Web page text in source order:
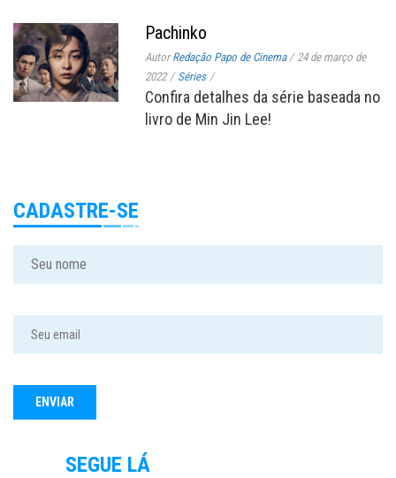
Pachinko
AutorRedação Papo de Cinema / 24 de março de
2022 / Séries /
Confira detalhes da série baseada no
livro de Min Jin Lee!
CADASTRE-SE
SEGUE LÁ